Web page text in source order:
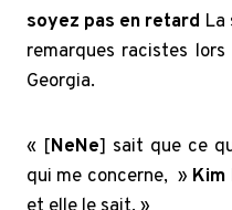
soyez pas en retard La
remarques racistes
Georgia.
« [NeNe] sait que ce
qui me concerne, » Kim